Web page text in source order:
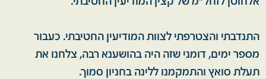
התנדבתי והצטרפתי לצוות המודיעין החטיבתי. כעבור
מספר ימים, דומני שזה היה בהושענא רבה, צלחנו את
תעלת סואץ והתמקמנו ללינה בחניון סמוך.